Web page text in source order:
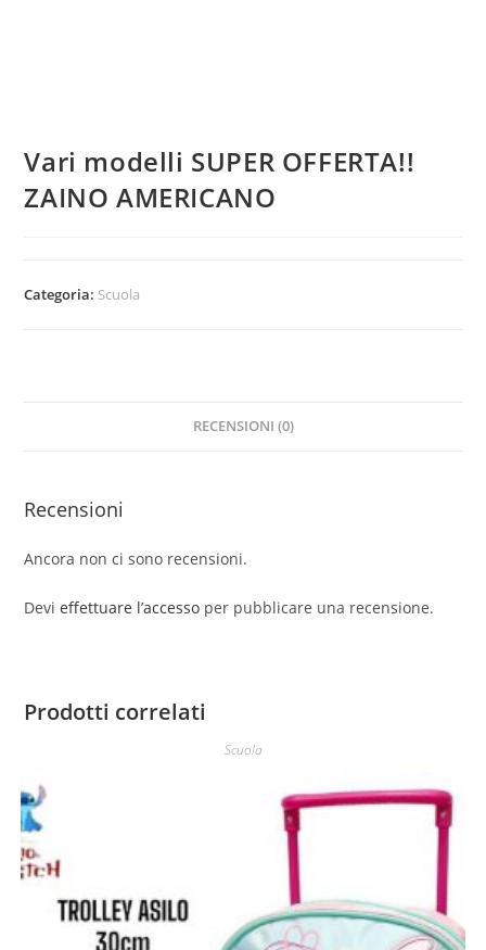
Vari modelli SUPER OFFERTA!!
ZAINO AMERICANO
Categoria: Scuola
RECENSIONI (0)
Recensioni
Ancora non ci sono recensioni.
Devieffettuare l’accesso per pubblicare una recensione.
Prodotti correlati
Scuola